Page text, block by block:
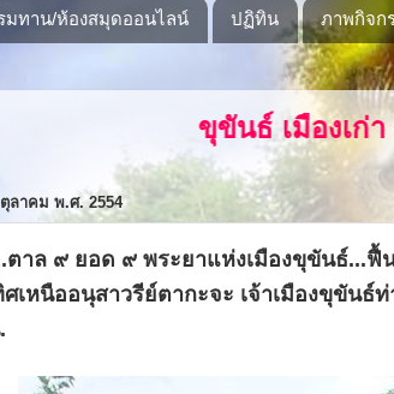
มทาน/ห้องสมุดออนไลน์ ปฏิทิน ภาพกิจก
ธ์ เมืองเก่า ชนทุกเผ่าสามัคคี
ลาคม พ.ศ. 2554
ตาล ๙ ยอด ๙ พระยาแห่งเมืองขุขันธ์...
เหนืออนุสาวรีย์ตากะจะ เจ้าเมืองขุขันธ์